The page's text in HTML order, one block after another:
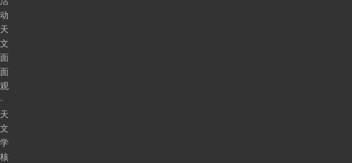
动
天
文
面
面
观
-
天
文
学
核